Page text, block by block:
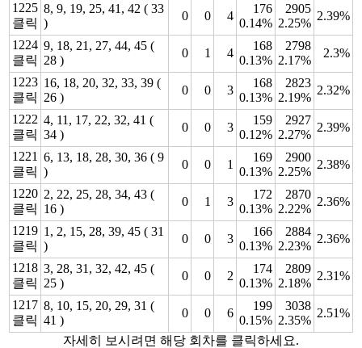
1225
클릭
8, 9, 19, 25, 41, 42 ( 33
)
0 0 4
176
0.14%
2905
2.25%
2.39%
1224
클릭
9, 18, 21, 27, 44, 45 (
28 )
0 1 4
168
0.13%
2798
2.17%
2.3%
1223
클릭
16, 18, 20, 32, 33, 39 (
26 )
0 0 3
168
0.13%
2823
2.19%
2.32%
1222
클릭
4, 11, 17, 22, 32, 41 (
34 )
0 0 3
159
0.12%
2927
2.27%
2.39%
1221
클릭
6, 13, 18, 28, 30, 36 ( 9
)
0 0 1
169
0.13%
2900
2.25%
2.38%
1220
클릭
2, 22, 25, 28, 34, 43 (
16 )
0 1 3
172
0.13%
2870
2.22%
2.36%
1219
클릭
1, 2, 15, 28, 39, 45 ( 31
)
0 0 3
166
0.13%
2884
2.23%
2.36%
1218
클릭
3, 28, 31, 32, 42, 45 (
25 )
0 0 2
174
0.13%
2809
2.18%
2.31%
1217
클릭
8, 10, 15, 20, 29, 31 (
41 )
0 0 6
199
0.15%
3038
2.35%
2.51%
자세히 보시려면 해당 회차를 클릭하세요.